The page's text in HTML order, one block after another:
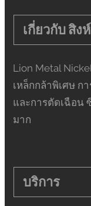
เกี่ยวกับ สิง
Lion Metal
เหล็กกล้าพิเศษ
และการตัดเฉือน
มาก
บริการ